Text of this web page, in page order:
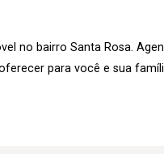
no bairro Santa Rosa.
para você e sua